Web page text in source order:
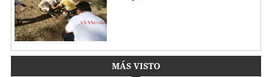
MÁS VISTO